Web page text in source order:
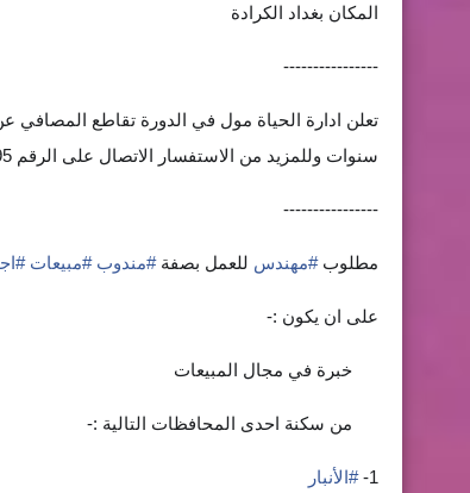
المكان بغداد الكرادة
----------------
سنوات وللمزيد من الاستفسار الاتصال على الرقم 07723299495
----------------
مطلوب#مهندس للعمل بصفة#مندوب #مبيعات #
على ان يكون :-
خبرة في مجال المبيعات
من سكنة احدى المحافظات التالية :-
1-
#الأنبار